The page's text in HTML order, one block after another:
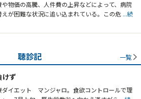
物価の高騰、人件費の上昇などによって、病院
えが困難な状況に追い込まれている。この危 ...続
聴診記 一覧
けず
イエット マンジャロ。食欲コントロールで理